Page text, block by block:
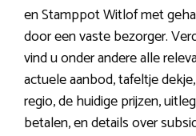
en Stamppot Witlof met
door een vaste bezorger.
vind u onder andere alle
actuele aanbod, tafeltje
regio, de huidige prijzen,
betalen, en details over